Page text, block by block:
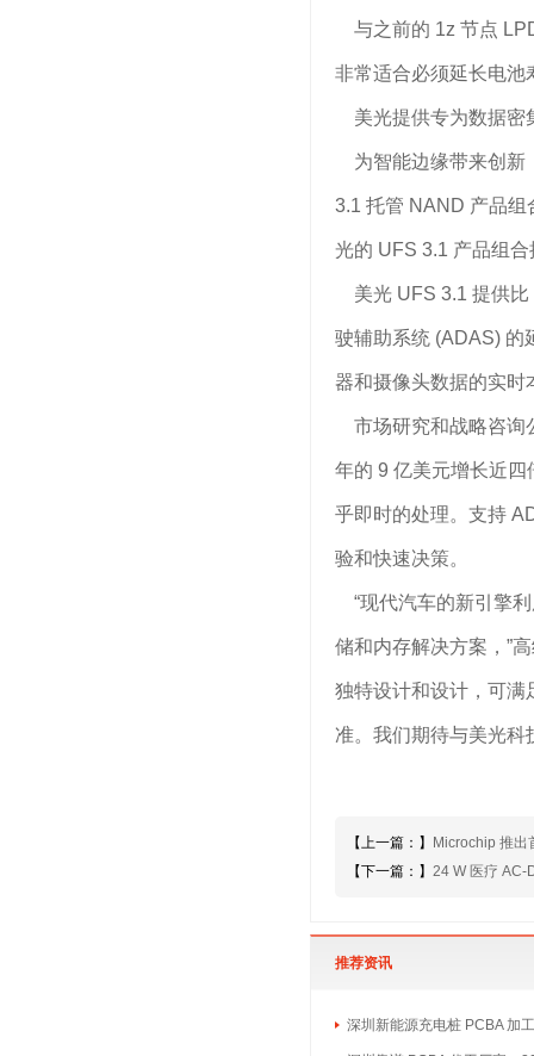
与之前的 1z 节点
非常适合必须延长电池
美光提供专为数据密
为智能边缘带来创新
3.1 托管 NAND 产品
光的 UFS 3.1 产品组
美光 UFS 3.1 提供比
驶辅助系统 (ADAS) 的
器和摄像头数据的实时
市场研究和战略咨询
年的 9 亿美元增长近
乎即时的处理。支持
验和快速决策。
“现代汽车的新引擎
储和内存解决方案，”
独特设计和设计，可满
准。我们期待与美光科
【上一篇：】
Microchip 推出
【下一篇：】 24 W 医疗 AC-
推荐资讯
深圳新能源充电桩 PCBA 加